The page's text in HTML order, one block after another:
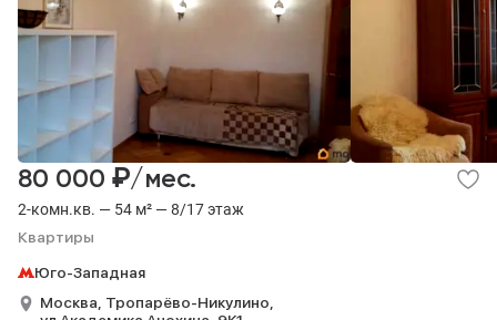
2-комн.кв. — 54 м² — 8/17 этаж
Квартиры
80 000 ₽/мес.
Юго-Западная
Москва, Тропарёво-Никулино,